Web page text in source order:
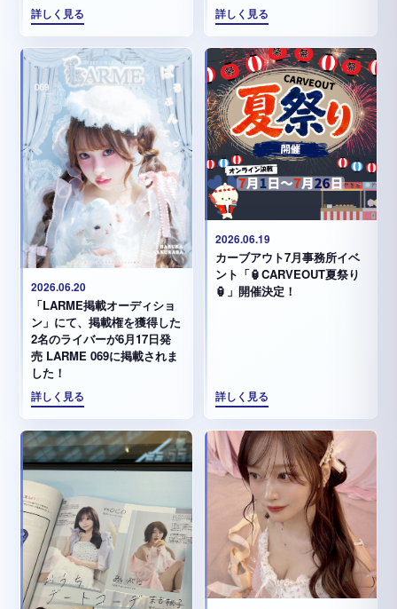
詳しく見る 詳しく見る
2026.06.20
「LARME掲載オーディショ
ン」にて、掲載権を獲得した
2名のライバーが6月17日発
売 LARME 069に掲載されま
した！
詳しく見る
2026.06.19
カーブアウト7月事務所イベ
ント「🏮CARVEOUT夏祭り
🏮」開催決定！
詳しく見る